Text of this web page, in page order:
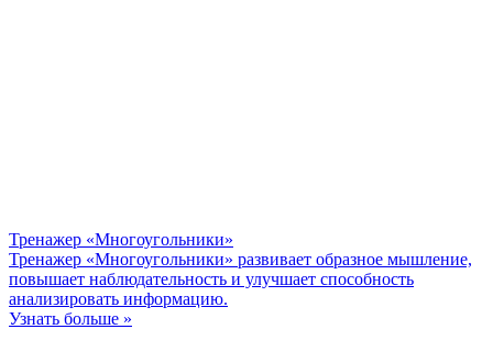
Тренажер «Многоугольники»
Тренажер «Многоугольники» развивает образное мышление,
повышает наблюдательность и улучшает способность
анализировать информацию.
Узнать больше »